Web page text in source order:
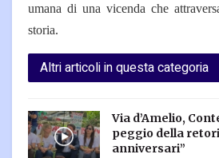
umana di una vicenda che
storia.
Altri articoli in questa categoria
Via d’Amelio,
peggio della
anniversari”